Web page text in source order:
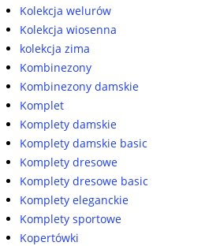
Kolekcja welurów
Kolekcja wiosenna
kolekcja zima
Kombinezony
Kombinezony damskie
Komplet
Komplety damskie
Komplety damskie basic
Komplety dresowe
Komplety dresowe basic
Komplety eleganckie
Komplety sportowe
Kopertówki